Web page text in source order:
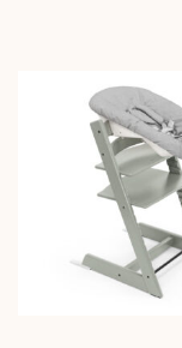
A
a
ki